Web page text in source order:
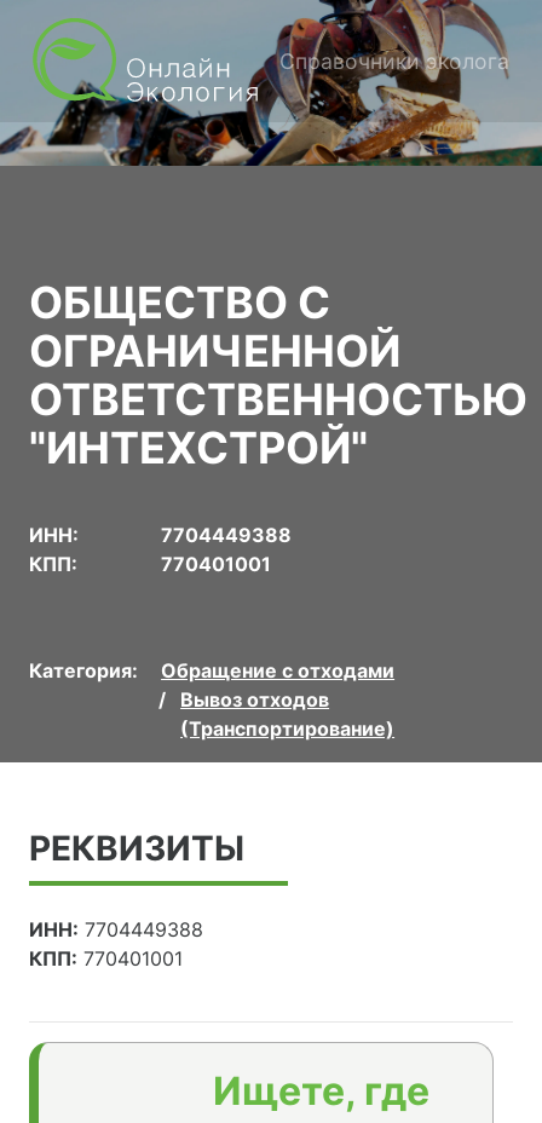
Справочники эколога
ОБЩЕСТВО С
ОГРАНИЧЕННОЙ
ОТВЕТСТВЕННОСТЬЮ
"ИНТЕХСТРОЙ"
ИНН:
7704449388
КПП:
770401001
Категория:
Обращение с отходами
Вывоз отходов
(Транспортирование)
РЕКВИЗИТЫ
ИНН: 7704449388
КПП: 770401001
Ищете, где